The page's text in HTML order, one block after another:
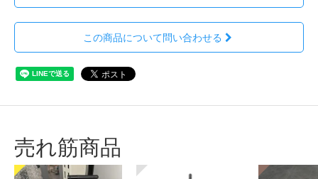
この商品について問い合わせる
売れ筋商品